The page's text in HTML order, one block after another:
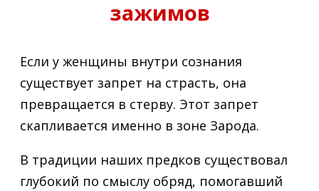
зажимов
Если у женщины внутри сознания
существует запрет на страсть, она
превращается в стерву. Этот запрет
скапливается именно в зоне Зарода.
В традиции наших предков существовал
глубокий по смыслу обряд, помогавший